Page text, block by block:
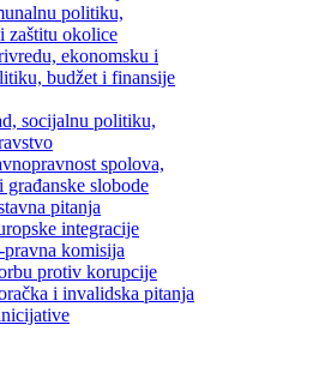
politiku,
zaštitu okolice
ekonomsku i
budžet i finansije
socijalnu politiku,
spolova,
građanske slobode
pitanja
integracije
komisija
protiv korupcije
i invalidska pitanja